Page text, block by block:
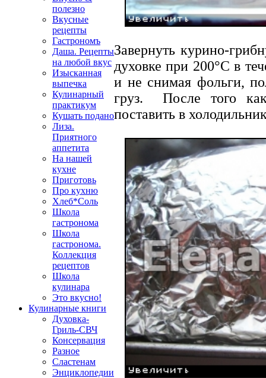
полезно
Вкусные
рецепты
Гастрономъ
Даша. Рецепты
на любой вкус
Изысканная
выпечка
Кулинарный
практикум
Кушать подано
Лиза.
Приятного
аппетита
На нашей
кухне
Приготовь
Про кухню
Хлеб*Соль
Школа
гастронома
Школа
гастронома.
Коллекция
рецептов
Школа
кулинара
Это вкусно!
Кулинарные книги
Духовка-
Гриль-СВЧ
Консервация
Разное
Сластенам
Энциклопедии
Завернуть курино-
духовке при 200°C в
и не снимая фольги,
груз. После того
поставить в